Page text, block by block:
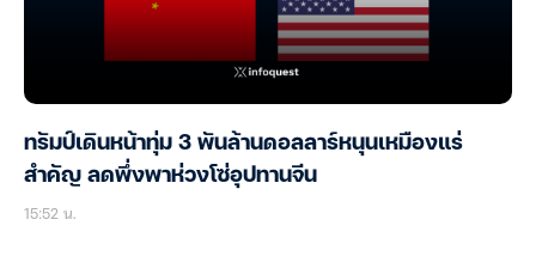
ทรัมป์เดินหน้าทุ่ม 3 พันล้านดอลลาร์หนุนเหมืองแร่
สำคัญ ลดพึ่งพาห่วงโซ่อุปทานจีน
15:52 น.